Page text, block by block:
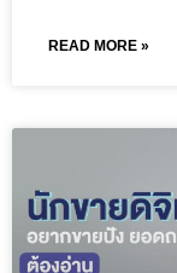
READ MORE »